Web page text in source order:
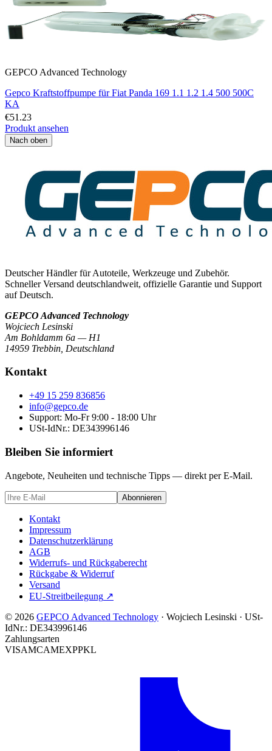
GEPCO Advanced Technology
Gepco Kraftstoffpumpe für Fiat Panda 169 1.1 1.2 1.4 500 500C
KA
€51.23
Produkt ansehen
Nach oben
Deutscher Händler für Autoteile, Werkzeuge und Zubehör.
Schneller Versand deutschlandweit, offizielle Garantie und Support
auf Deutsch.
GEPCO Advanced Technology
Wojciech Lesinski
Am Bohldamm 6a — H1
14959 Trebbin Deutschland
Kontakt
+49 15 259 836856
info@gepco.de
Support: Mo-Fr 9:00 - 18:00 Uhr
USt-IdNr.: DE343996146
Bleiben Sie informiert
Angebote, Neuheiten und technische Tipps — direkt per E-Mail.
Abonnieren
Kontakt
Impressum
Datenschutzerklärung
AGB
Widerrufs- und Rückgaberecht
Rückgabe & Widerruf
Versand
EU-Streitbeilegung ↗
© 2026 GEPCO Advanced Technology · Wojciech Lesinski · USt-
IdNr.: DE343996146
Zahlungsarten
VISAMCAMEXPPKL